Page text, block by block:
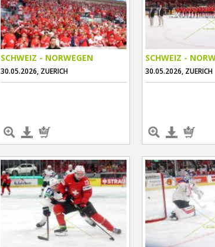
SCHWEIZ - NORWEGEN
30.05.2026, ZUERICH
SCHWEIZ -
30.05.2026, ZUERICH